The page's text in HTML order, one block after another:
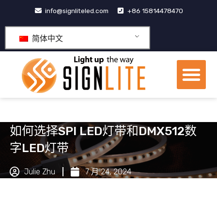
内
info@signliteled.com +86 15814478470
简体中文
菜
单
如何选择SPI LED灯带和DMX512数
字LED灯带
Julie Zhu 7 月 24, 2024